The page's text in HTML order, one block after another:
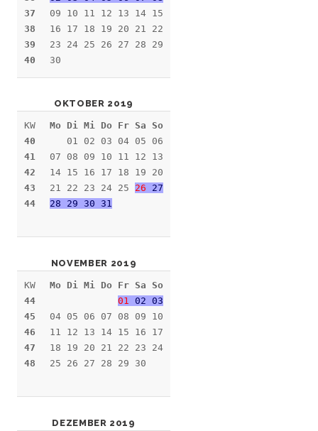
37
38
39
40
09 10 11 12 13 14 15
16 17 18 19 20 21 22
23 24 25 26 27 28 29
30
OKTOBER 2019
KW
40
41
42
43
44
Mo Di Mi Do Fr Sa So
01 02 03 04 05 06
07 08 09 10 11 12 13
14 15 16 17 18 19 20
21 22 23 24 25 26 27
28 29 30 31
NOVEMBER 2019
KW
44
45
46
47
48
Mo Di Mi Do Fr Sa So
01
02 03
04 05 06 07 08 09 10
11 12 13 14 15 16 17
18 19 20 21 22 23 24
25 26 27 28 29 30
DEZEMBER 2019